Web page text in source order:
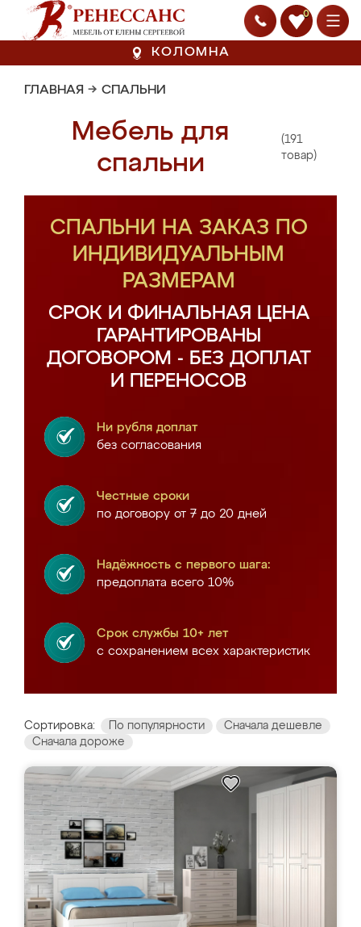
0
КОЛОМНА
ГЛАВНАЯ → СПАЛЬНИ
Мебель для
спальни
(191
товар)
СПАЛЬНИ НА ЗАКАЗ ПО
ИНДИВИДУАЛЬНЫМ
РАЗМЕРАМ
СРОК И ФИНАЛЬНАЯ ЦЕНА
ГАРАНТИРОВАНЫ
ДОГОВОРОМ - БЕЗ ДОПЛАТ
И ПЕРЕНОСОВ
Ни рубля доплат
без согласования
Честные сроки
по договору от 7 до 20 дней
Надёжность с первого шага:
предоплата всего 10%
Срок службы 10+ лет
с сохранением всех характеристик
Сортировка: По популярности
Сначала дешевле
Сначала дороже